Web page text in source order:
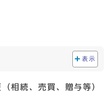
表示
相続、売買、贈与等）